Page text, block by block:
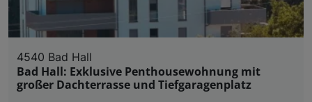
4540 Bad Hall
Bad Hall: Exklusive Penthousewohnung mit
großer Dachterrasse und Tiefgaragenplatz